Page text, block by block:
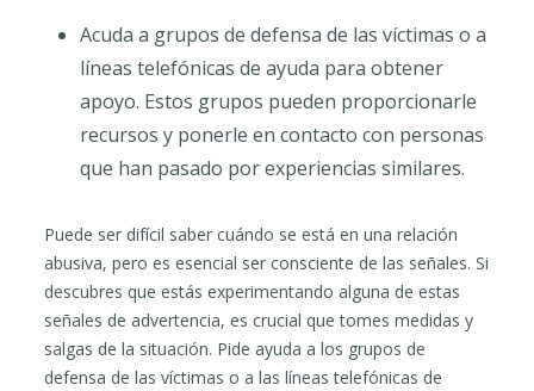
Acuda a grupos de defensa de las víctimas o a
líneas telefónicas de ayuda para obtener
apoyo. Estos grupos pueden proporcionarle
recursos y ponerle en contacto con personas
que han pasado por experiencias similares.
Puede ser difícil saber cuándo se está en una relación
abusiva, pero es esencial ser consciente de las señales. Si
descubres que estás experimentando alguna de estas
señales de advertencia, es crucial que tomes medidas y
salgas de la situación. Pide ayuda a los grupos de
defensa de las víctimas o a las líneas telefónicas de